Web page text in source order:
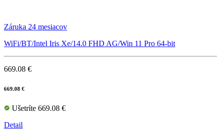
Záruka 24 mesiacov
WiFi/BT/Intel Iris Xe/14.0 FHD AG/Win 11 Pro 64-bit
669.08 €
669.08 €
Ušetríte 669.08 €
Detail